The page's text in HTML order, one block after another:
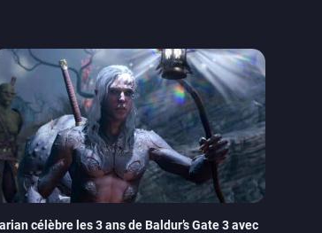
célèbre les 3 ans de Baldur’s Gate 3 avec